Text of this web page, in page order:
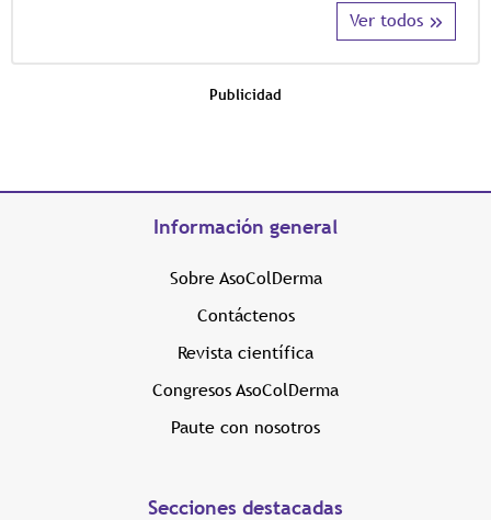
Ver todos
Publicidad
Información general
Sobre AsoColDerma
Contáctenos
Revista científica
Congresos AsoColDerma
Paute con nosotros
Secciones destacadas